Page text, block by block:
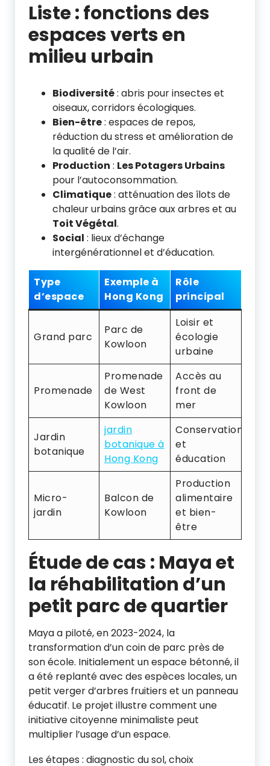
Liste : fonctions des
espaces verts en
milieu urbain
Biodiversité: abris pour insectes et
oiseaux, corridors écologiques.
Bien-être: espaces de repos,
réduction du stress et amélioration de
la qualité de l’air.
Production : Les Potagers Urbains
pour l’autoconsommation.
Climatique: atténuation des îlots de
chaleur urbains grâce aux arbres et au
Toit Végétal.
Social : lieux d’échange
intergénérationnel et d’éducation.
Type
d’espace
Exemple à
Hong Kong
Rôle
principal
Grand parc
Parc de
Kowloon
Loisir et
écologie
urbaine
Promenade
Promenade
de West
Kowloon
Accès au
front de
mer
Jardin
botanique
jardin
botanique à
Hong Kong
Conservation
et
éducation
Micro-
jardin
Balcon de
Kowloon
Production
alimentaire
et bien-
être
Étude de cas : Maya et
la réhabilitation d’un
petit parc de quartier
Maya a piloté, en 2023-2024, la
transformation d’un coin de parc près de
son école. Initialement un espace bétonné, il
a été replanté avec des espèces locales, un
petit verger d’arbres fruitiers et un panneau
éducatif. Le projet illustre comment une
initiative citoyenne minimaliste peut
multiplier l’usage d’un espace.
Les étapes : diagnostic du sol, choix